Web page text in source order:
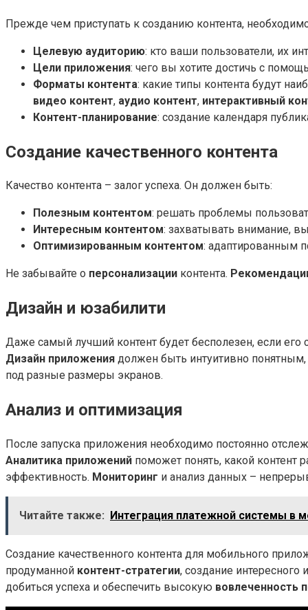
Прежде чем приступать к созданию контента,
Целевую аудиторию: кто ваши пользователи, их
Цели приложения: чего вы хотите достичь с
Форматы контента: какие типы контента будут
видео контент, аудио контент, интерактивный
Контент-планирование: создание календаря
Создание качественного контента
Качество контента – залог успеха. Он должен быть:
Полезным контентом: решать проблемы
Интересным контентом: захватывать внимание,
Оптимизированным контентом: адаптированным
Не забывайте о персонализации контента.
Дизайн и юзабилити
Даже самый лучший контент будет бесполезен, если его
Дизайн приложения должен быть интуитивно понятным,
под разные размеры экранов.
Анализ и оптимизация
После запуска приложения необходимо постоянно
Аналитика приложений поможет понять, какой контент
эффективность. Мониторинг и анализ данных –
Читайте также: Интеграция платежной системы в
Создание качественного контента для мобильного
продуманной контент-стратегии, создание интересного
добиться успеха и обеспечить высокую вовлеченность